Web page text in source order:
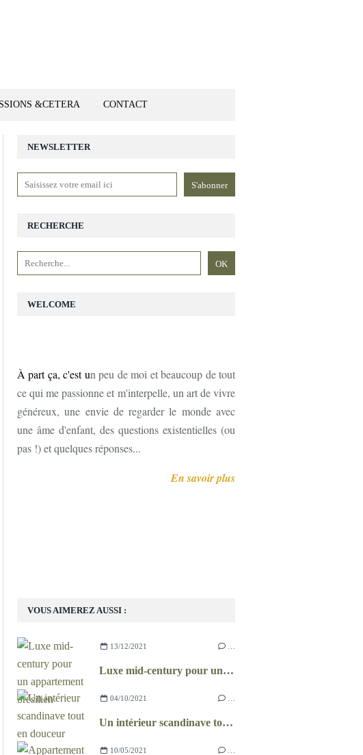
&CETERA CONTACT
NEWSLETTER
RECHERCHE
VOUS AIMEREZ AUSSI :
13/12/2021
Luxe mid-century pour un appartement brésilien
04/10/2021
Un intérieur scandinave tout en douceur
10/05/2021
WELCOME
À part ça, c'est un peu de moi et beaucoup de tout
ce qui me passionne et m'interpelle, un art de vivre
généreux, une envie de regarder le monde avec
une âme d'enfant, des questions existentielles (ou
pas !) et quelques réponses...
En savoir plus